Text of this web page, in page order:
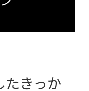
たきっか